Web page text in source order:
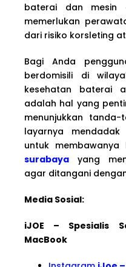
baterai dan mesin
memerlukan
dari risiko korsleting
Bagi Anda
berdomisili di
kesehatan baterai
adalah hal yang
menunjukkan
layarnya
untuk
surabaya yang
agar ditangani
Media Sosial:
iJOE – Spesialis
MacBook